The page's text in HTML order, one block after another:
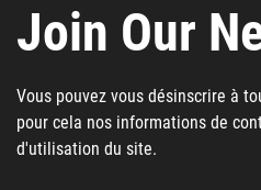
Join Our
Vous pouvez vous désinscrire à
pour cela nos informations de
d'utilisation du site.